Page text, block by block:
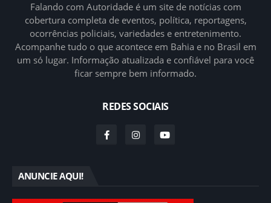
Falando com Autoridade é um site de notícias com
cobertura completa de eventos, política, reportagens,
ocorrências policiais, variedades e entretenimento.
Acompanhe tudo o que acontece em Bahia e no Brasil em
um só lugar. Informação atualizada e confiável para você
ficar sempre bem informado.
REDES SOCIAIS
ANUNCIE AQUI!